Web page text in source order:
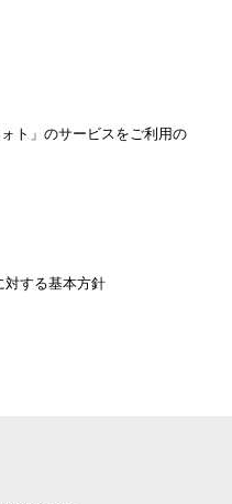
ト」のサービスをご利用の
対する基本方針